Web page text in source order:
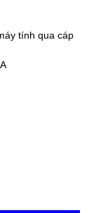
tính qua cáp